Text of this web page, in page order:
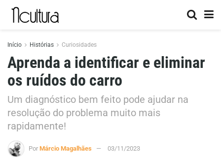
Início Histórias Curiosidades
Aprenda a identificar e eliminar
os ruídos do carro
Um diagnóstico bem feito pode ajudar na
resolução do problema muito mais
rapidamente!
Por Márcio Magalhães 03/11/2023